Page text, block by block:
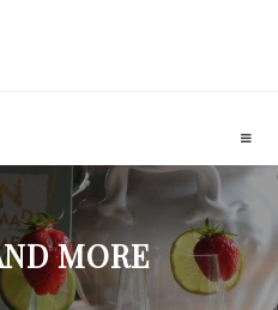
MORE